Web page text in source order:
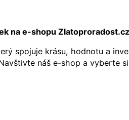
na e-shopu Zlatoproradost.cz
spojuje krásu, hodnotu a
náš e-shop a vyberte